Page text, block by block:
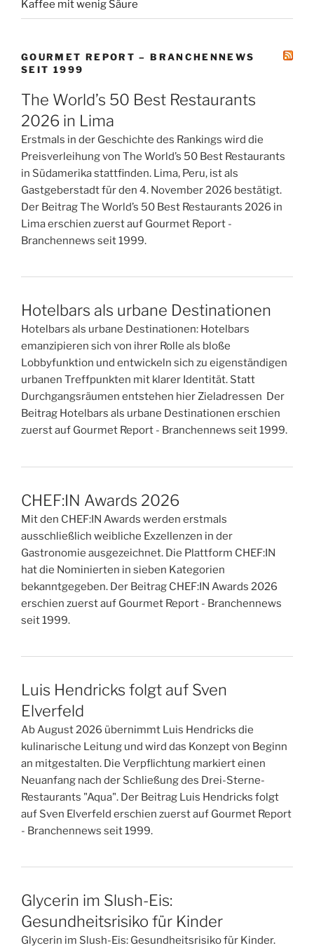
Kaffee mit wenig Säure
GOURMET REPORT – BRANCHENNEWS
SEIT 1999
The World’s 50 Best Restaurants
2026 in Lima
Erstmals in der Geschichte des Rankings wird die
Preisverleihung von The World’s 50 Best Restaurants
in Südamerika stattfinden. Lima, Peru, ist als
Gastgeberstadt für den 4. November 2026 bestätigt.
Der Beitrag The World’s 50 Best Restaurants 2026 in
Lima erschien zuerst auf Gourmet Report -
Branchennews seit 1999.
Hotelbars als urbane Destinationen
Hotelbars als urbane Destinationen: Hotelbars
emanzipieren sich von ihrer Rolle als bloße
Lobbyfunktion und entwickeln sich zu eigenständigen
urbanen Treffpunkten mit klarer Identität. Statt
Durchgangsräumen entstehen hier Zieladressen Der
Beitrag Hotelbars als urbane Destinationen erschien
zuerst auf Gourmet Report - Branchennews seit 1999.
CHEF:IN Awards 2026
Mit den CHEF:IN Awards werden erstmals
ausschließlich weibliche Exzellenzen in der
Gastronomie ausgezeichnet. Die Plattform CHEF:IN
hat die Nominierten in sieben Kategorien
bekanntgegeben. Der Beitrag CHEF:IN Awards 2026
erschien zuerst auf Gourmet Report - Branchennews
seit 1999.
Luis Hendricks folgt auf Sven
Elverfeld
Ab August 2026 übernimmt Luis Hendricks die
kulinarische Leitung und wird das Konzept von Beginn
an mitgestalten. Die Verpflichtung markiert einen
Neuanfang nach der Schließung des Drei-Sterne-
Restaurants "Aqua". Der Beitrag Luis Hendricks folgt
auf Sven Elverfeld erschien zuerst auf Gourmet Report
- Branchennews seit 1999.
Glycerin im Slush-Eis:
Gesundheitsrisiko für Kinder
Glycerin im Slush-Eis: Gesundheitsrisiko für Kinder.